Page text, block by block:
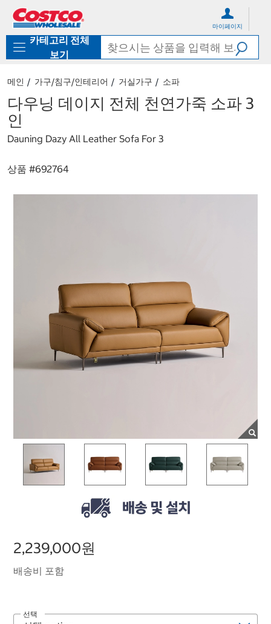
로
기
가
마이페이지
카테고리 전체
보기
메인 가구/침구/인테리어 거실가구 소파
다우닝 데이지 전체 천연가죽 소파 3
인
Dauning Dazy All Leather Sofa For 3
상품 #692764
2,239,000원
배송비 포함
선택